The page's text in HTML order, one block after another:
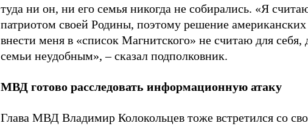
туда ни он, ни его семья никогда не собирались. «Я
патриотом своей Родины, поэтому решение американских
внести меня в «список Магнитского» не считаю для себя,
семьи неудобным», – сказал подполковник.
МВД готово расследовать информационную атаку
Глава МВД Владимир Колокольцев тоже встретился со